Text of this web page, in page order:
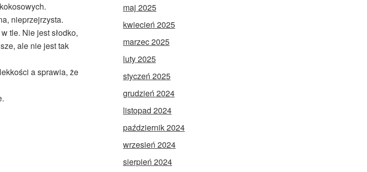
nieprzejrzysta.
tle. Nie jest słodko,
ale nie jest tak
a sprawia, że
maj 2025
kwiecień 2025
marzec 2025
luty 2025
styczeń 2025
grudzień 2024
listopad 2024
październik 2024
wrzesień 2024
sierpień 2024